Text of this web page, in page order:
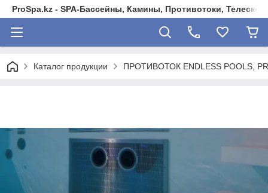
ProSpa.kz - SPA-Бассейны, Камины, Противотоки,
Каталог продукции ПРОТИВОТОК ENDLESS POOLS,